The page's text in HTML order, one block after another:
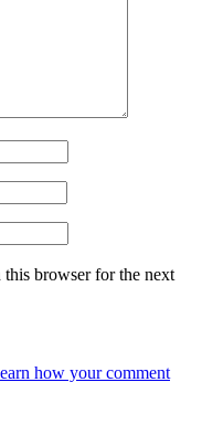
this browser for the next
how your comment